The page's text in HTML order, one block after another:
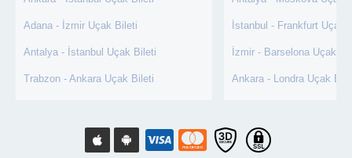
Adana - İzmir Uçak Bileti
Antalya - İstanbul Uçak Bileti
Trabzon - Ankara Uçak Bileti
İstanbul - Frankfurt Uçak
İzmir - Barselona Uçak
Ankara - Londra Uçak